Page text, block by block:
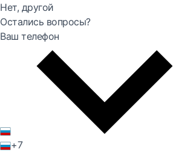
Нет, другой
Остались вопросы?
Ваш телефон
+7